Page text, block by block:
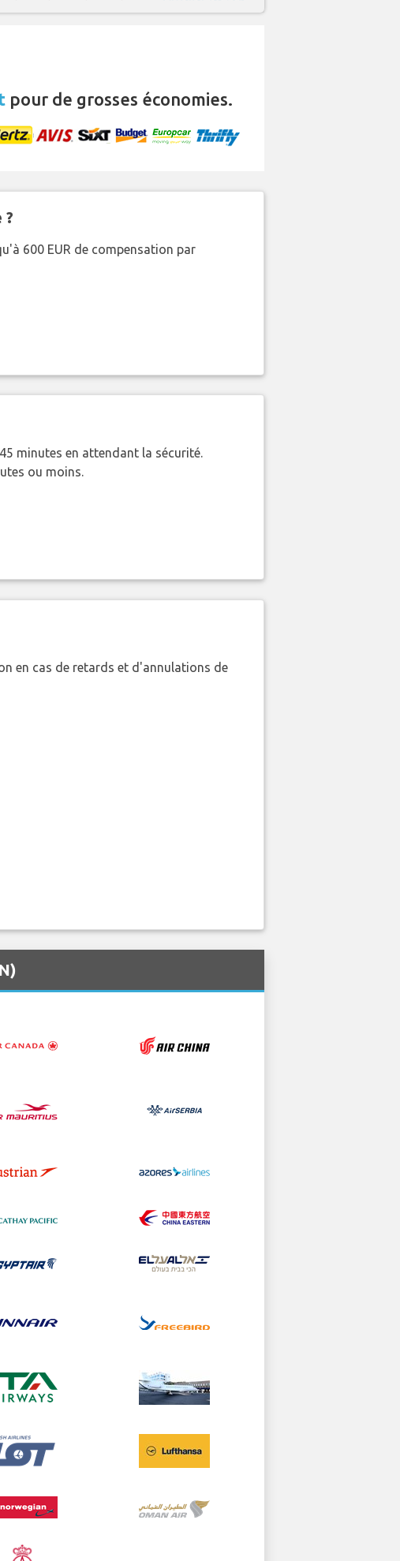
pour de grosses économies.
?
600 EUR de compensation par
minutes en attendant la sécurité.
ou moins.
en cas de retards et d'annulations de